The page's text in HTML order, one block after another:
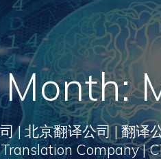
Month:
| 北京翻译公司 | 翻
Translation Company |